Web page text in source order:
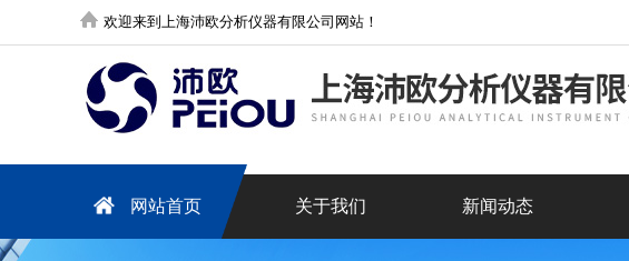
欢迎来到上海沛欧分析仪器有限公司网站！
网站首页 关于我们 新闻动态